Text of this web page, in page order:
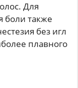
Для
боли также
без игл
плавного